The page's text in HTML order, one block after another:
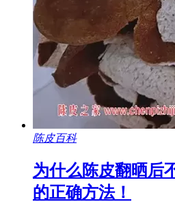
陈皮百科
为什么陈皮翻晒后
的正确方法！